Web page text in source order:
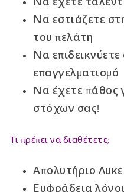
Να εστιάζετε
του πελάτη
Να επιδεικνύετε
επαγγελματισμό
Να έχετε πάθος
στόχων σας!
Τι πρέπει να διαθέτετε;
Απολυτήριο
Ευφράδεια